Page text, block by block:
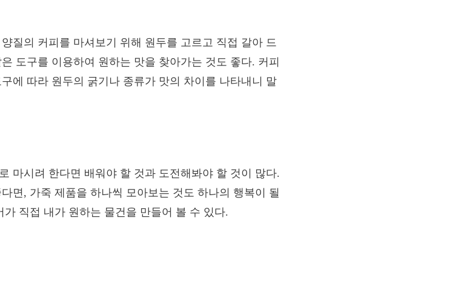
질의 커피를 마셔보기 위해 원두를 고르고 직접 갈아 드
도구를 이용하여 원하는 맛을 찾아가는 것도 좋다. 커피
에 따라 원두의 굵기나 종류가 맛의 차이를 나타내니 말
마시려 한다면 배워야 할 것과 도전해봐야 할 것이 많다.
면, 가죽 제품을 하나씩 모아보는 것도 하나의 행복이 될
직접 내가 원하는 물건을 만들어 볼 수 있다.